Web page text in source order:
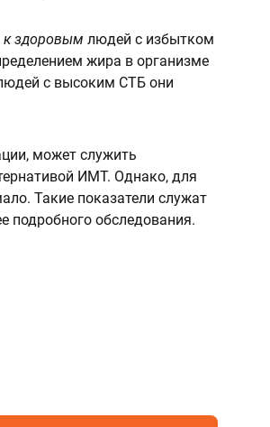
к здоровым людей с избытком
жира в организме
с высоким СТБ они
может служить
ИМТ. Однако, для
Такие показатели служат
подробного обследования.